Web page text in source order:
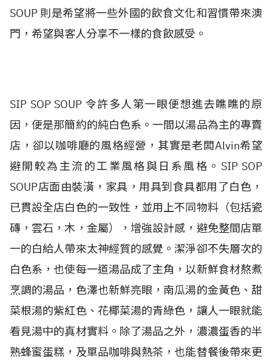
SOUP 則是希望將一些外國的飲食文化和習慣帶來澳
門，希望與客人分享不一樣的食飲感受。
SIP SOP SOUP 令許多人第一眼便想進去瞧瞧的原
因，便是那簡約的純白色系。一間以湯品為主的專賣
店，卻以咖啡廳的風格經營，其實是老闆Alvin希望
避開較為主流的工業風格與日系風格。SIP SOP
SOUP店面由裝潢，家具，用具到食具都用了白色，
已貫設全店白色的一致性，並用上不同物料（包括瓷
磚，雲石，木，金屬），增強設計感，避免整間店單
一的白給人帶來太神經質的感覺。潔淨卻不失層次的
白色系，也使每一道湯品成了主角，以新鮮食材熬煮
烹調的湯品，色澤也新鮮亮眼，南瓜湯的金黃色、甜
菜根湯的紫紅色、花椰菜湯的青綠色，讓人一眼就能
看見湯中的真材實料。除了湯品之外，濃濃蛋香的半
熟蜂蜜蛋糕，及單品咖啡與熱茶，也能替餐後帶來更